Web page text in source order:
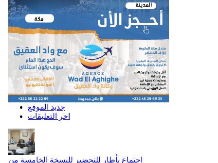
جديد الموقع
اخر التعليقات
اجتماع بأطار للتحضير للنسخة الخامسة من